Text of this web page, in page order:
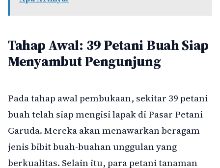
Tahap Awal: 39 Petani Buah Siap
Menyambut Pengunjung
Pada tahap awal pembukaan, sekitar 39 petani
buah telah siap mengisi lapak di Pasar Petani
Garuda. Mereka akan menawarkan beragam
jenis bibit buah-buahan unggulan yang
berkualitas. Selain itu, para petani tanaman